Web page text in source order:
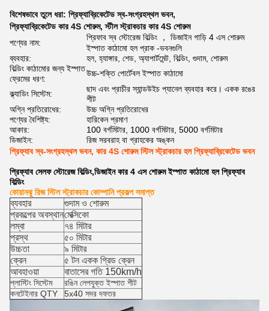
বিশেষভাবে তুলে ধরা: প্রিফ্যাব্রিকেটেড স্ব-সংগ্রহস্থল ভবন,
প্রিফ্যাব্রিকেটেড কার 4S শোরুম,স্টীল স্ট্রাকচার কার 4S শোরুম
পণ্যের নাম:
প্রিফাব স্ব স্টোরেজ বিল্ডিং ， ডিজাইন গাড়ি 4 এস শোরুম
ইস্পাত কাঠামো হল প্রাক -ভবনগুলি
ব্যবহার:
হল, হ্যাঙ্গার, শেড, অ্যাপার্টমেন্ট, বিল্ডিং, গুদাম, শোরুম
বিল্ডিং কাঠামোর জন্য ইস্পাত
ফ্রেমের ধরণ:
উচ্চ-শক্তি পোর্টেবল ইস্পাত কাঠামো
ক্ল্যাডিং সিস্টেম:
ছাদ এবং প্রাচীর স্যান্ডউইচ প্যানেল ব্যবহার করে। একক রঙের
শীট
অগ্নি প্রতিরোধের:
উচ্চ অগ্নি প্রতিরোধের
পণ্যের বৈশিষ্ট্য:
হারিকেন প্রমাণ
আকার:
100 বর্গমিটার, 1000 বর্গমিটার, 5000 বর্গমিটার
ডিজাইন:
রিজ সরবরাহ বা গ্রাহকের অঙ্কন
প্রিফ্যাব স্ব-সংগ্রহস্থল ভবন, কার 4S শোরুম স্টিল স্ট্রাকচার হল প্রিফ্যাব্রিকেটেড ভবন
প্রিফ্যাব সেলফ স্টোরেজ বিল্ডিং,ডিজাইন কার 4 এস শোরুম ইস্পাত কাঠামো হল প্রিফ্যাব
বিল্ডিং
কোয়ানঝু রিজ স্টিল স্ট্রাকচার কোম্পানি প্রকল্প সমাপ্ত
ব্যবহার
গুদাম ও শোরুম
প্রকল্পের অবস্থানমেক্সিকো
লম্বা
৭৪ মিটার
প্রস্থ
৫০ মিটার
উচ্চতা
৯ মিটার
ক্রেন
৫ টন একক গ্রিড ক্রেন
আবহাওয়া
বাতাসের গতি 150km/h
প্লাস্টিং সিস্টেম
রঙিন লেপযুক্ত ইস্পাত শীট
কনটেইনার QTY
5x40 সদর দফতর